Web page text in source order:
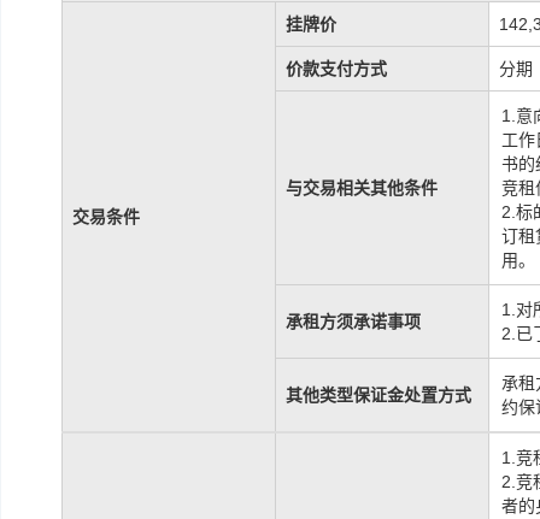
交易条件
挂牌价
价款支付方式 分期
与交易相关其他条件
1. 意
工作
书的
竞租
2.标
订租
用。
承租方须承诺事项
1. 对
2.已
其他类型保证金处置方式
承租
约保
1. 竞
2. 竞
者的